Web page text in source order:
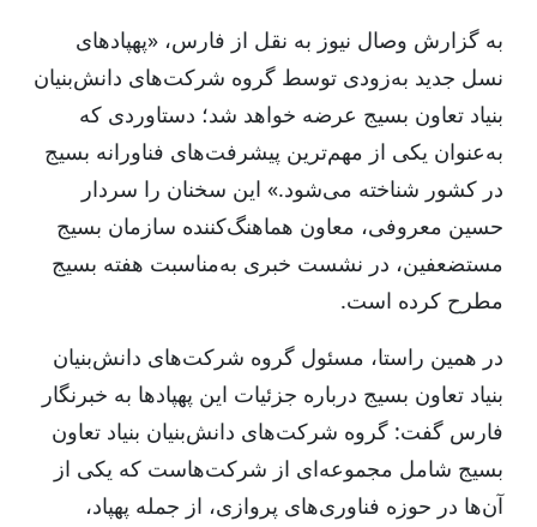
به گزارش وصال نیوز به نقل از فارس، «پهپادهای
نسل جدید به‌زودی توسط گروه شرکت‌های دانش‌بنیان
بنیاد تعاون بسیج عرضه خواهد شد؛ دستاوردی که
به‌عنوان یکی از مهم‌ترین پیشرفت‌های فناورانه بسیج
در کشور شناخته می‌شود.» این سخنان را سردار
حسین معروفی، معاون هماهنگ‌کننده سازمان بسیج
مستضعفین، در نشست خبری به‌مناسبت هفته بسیج
مطرح کرده است.
در همین راستا، مسئول گروه شرکت‌های دانش‌بنیان
بنیاد تعاون بسیج درباره جزئیات این پهپادها به خبرنگار
فارس گفت: گروه شرکت‌های دانش‌بنیان بنیاد تعاون
بسیج شامل مجموعه‌ای از شرکت‌هاست که یکی از
آن‌ها در حوزه فناوری‌های پروازی، از جمله پهپاد،